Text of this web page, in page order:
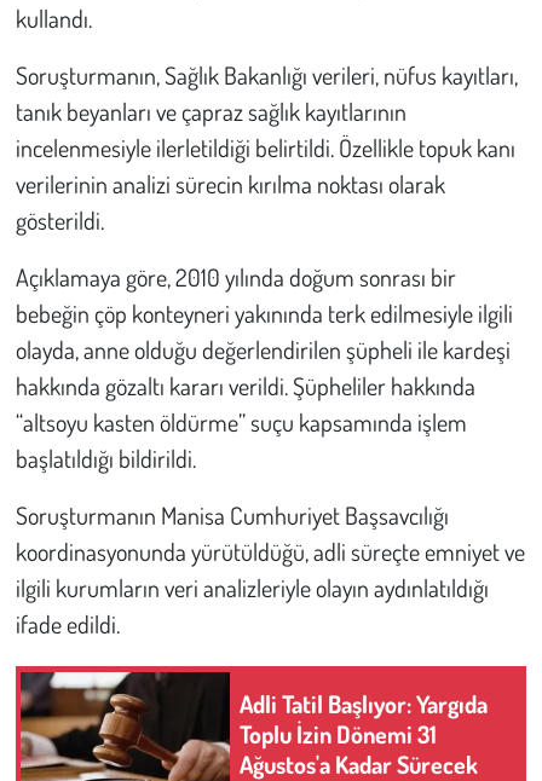
kullandı.
Soruşturmanın, Sağlık Bakanlığı verileri, nüfus kayıtları,
tanık beyanları ve çapraz sağlık kayıtlarının
incelenmesiyle ilerletildiği belirtildi. Özellikle topuk kanı
verilerinin analizi sürecin kırılma noktası olarak
gösterildi.
Açıklamaya göre, 2010 yılında doğum sonrası bir
bebeğin çöp konteyneri yakınında terk edilmesiyle ilgili
olayda, anne olduğu değerlendirilen şüpheli ile kardeşi
hakkında gözaltı kararı verildi. Şüpheliler hakkında
“altsoyu kasten öldürme” suçu kapsamında işlem
başlatıldığı bildirildi.
Soruşturmanın Manisa Cumhuriyet Başsavcılığı
koordinasyonunda yürütüldüğü, adli süreçte emniyet ve
ilgili kurumların veri analizleriyle olayın aydınlatıldığı
ifade edildi.
Adli Tatil Başlıyor: Yargıda
Toplu İzin Dönemi 31
Ağustos'a Kadar Sürecek
Vefat İlanları
Tarih
Hukuk
Tarım
Son Dakika
Kent
Eğlence